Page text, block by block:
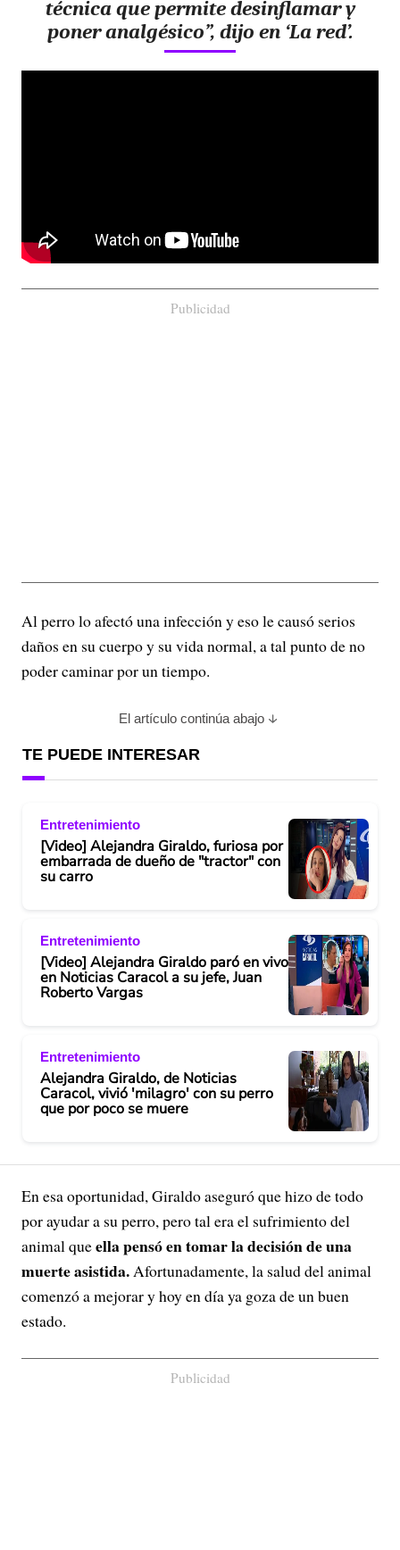
técnica que permite desinflamar y
poner analgésico”, dijo en ‘La red’.
Publicidad
Al perro lo afectó una infección y eso le causó serios
daños en su cuerpo y su vida normal, a tal punto de no
poder caminar por un tiempo.
El artículo continúa abajo
TE PUEDE INTERESAR
Entretenimiento
[Video] Alejandra Giraldo, furiosa por
embarrada de dueño de "tractor" con
su carro
Entretenimiento
[Video] Alejandra Giraldo paró en vivo
en Noticias Caracol a su jefe, Juan
Roberto Vargas
Entretenimiento
Alejandra Giraldo, de Noticias
Caracol, vivió 'milagro' con su perro
que por poco se muere
En esa oportunidad, Giraldo aseguró que hizo de todo
por ayudar a su perro, pero tal era el sufrimiento del
animal queella pensó en tomar la decisión de una
muerte asistida.Afortunadamente, la salud del animal
comenzó a mejorar y hoy en día ya goza de un buen
estado.
Publicidad